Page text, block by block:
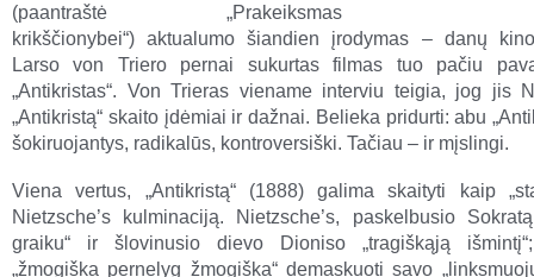
(paantraštė „Prakeiksmas
krikščionybei“) aktualumo šiandien įrodymas – danų
Larso von Triero pernai sukurtas filmas tuo pačiu
„Antikristas“. Von Trieras viename interviu teigia, jog jis
„Antikristą“ skaito įdėmiai ir dažnai. Belieka pridurti: abu
šokiruojantys, radikalūs, kontroversiški. Tačiau – ir mįslingi.
Viena vertus, „Antikristą“ (1888) galima skaityti kaip
Nietzsche’s kulminaciją. Nietzsche’s, paskelbusio
graiku“ ir šlovinusio dievo Dioniso „tragiškąją
„žmogiška pernelyg žmogiška“ demaskuoti savo